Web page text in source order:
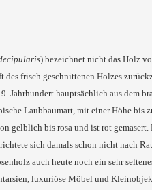
) bezeichnet nicht das Holz
des frisch geschnittenen Holzes
Jahrhundert hauptsächlich aus dem
Laubbaumart, mit einer Höhe bis
gelblich bis rosa und ist rot
sich damals schon nicht nach
auch heute noch ein sehr
luxuriöse Möbel und